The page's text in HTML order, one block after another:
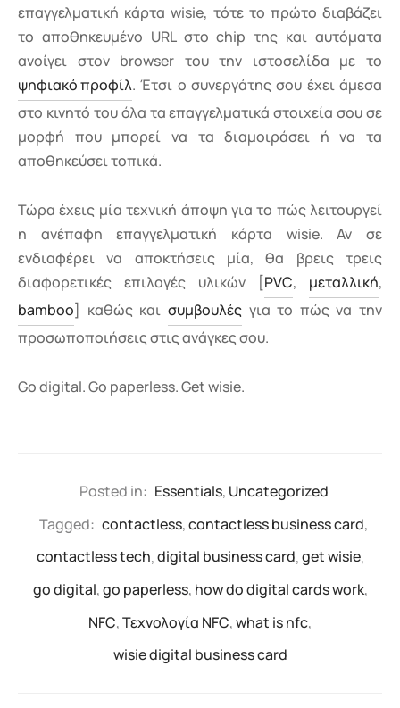
επαγγελματική κάρτα wisie, τότε το πρώτο διαβάζει
το αποθηκευμένο URL στο chip της και αυτόματα
ανοίγει στον browser του την ιστοσελίδα με το
ψηφιακό προφίλ. Έτσι ο συνεργάτης σου έχει άμεσα
στο κινητό του όλα τα επαγγελματικά στοιχεία σου σε
μορφή που μπορεί να τα διαμοιράσει ή να τα
αποθηκεύσει τοπικά.
Τώρα έχεις μία τεχνική άποψη για το πώς λειτουργεί
η ανέπαφη επαγγελματική κάρτα wisie. Αν σε
ενδιαφέρει να αποκτήσεις μία, θα βρεις τρεις
διαφορετικές επιλογές υλικών [PVC, μεταλλική,
bamboo] καθώς και συμβουλέςγια το πώς να την
προσωποποιήσεις στις ανάγκες σου.
Go digital. Go paperless. Get wisie.
Posted in: Essentials, Uncategorized
Tagged: contactless,contactless business card,
contactless tech,digital business card,get wisie,
go digital,go paperless, how do digital cards work,
NFC,Τεχνολογία NFC,what is nfc,
wisie digital business card